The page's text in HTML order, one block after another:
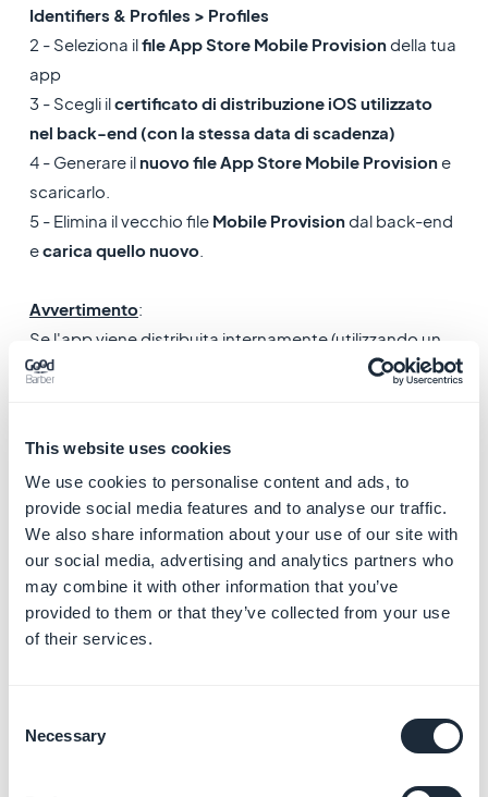
This website uses cookies
We use cookies to personalise content and ads, to
provide social media features and to analyse our traffic.
We also share information about your use of our site with
our social media, advertising and analytics partners who
may combine it with other information that you’ve
provided to them or that they’ve collected from your use
of their services.
Selection
Necessary
Identifiers & Profiles > Profiles
2 - Seleziona ilfile App Store Mobile Provisiondella tua
app
3 - Scegli ilcertificato di distribuzione iOS utilizzato
nel back-end (con la stessa data di scadenza)
4 - Generare il nuovo file App Store Mobile Provisione
scaricarlo.
5 - Elimina il vecchio file Mobile Provisiondal back-end
ecarica quello nuovo.
Avvertimento:
Se l'app viene distribuita internamente (utilizzando un
account Apple Enterprise - $ 299 / anno), continua il
Distribuzione hanno la